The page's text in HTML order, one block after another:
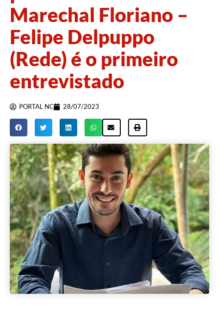
Marechal Floriano –
Felipe Delpuppo
(Rede) é o primeiro
entrevistado
PORTAL NC 28/07/2023